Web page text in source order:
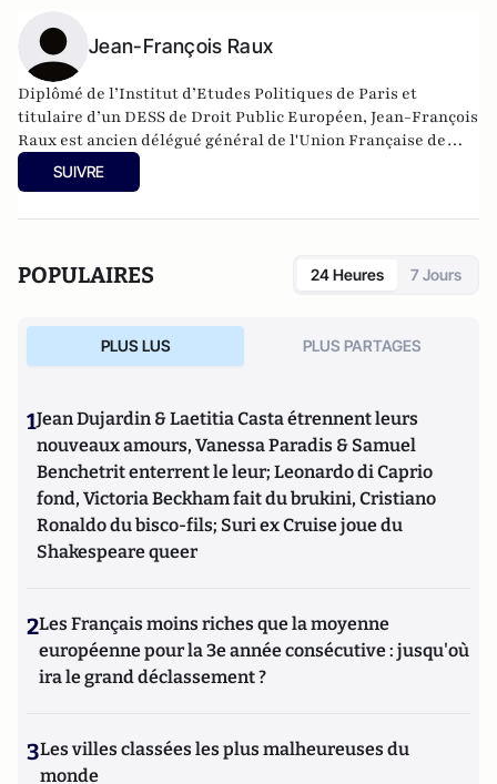
Jean-François Raux
Diplômé de l’Institut d’Etudes Politiques de Paris et
titulaire d’un DESS de Droit Public Européen, Jean-François
Raux est ancien délégué général de l'Union Française de
l'Electricité après une carrière à EDF et GDF.
SUIVRE
POPULAIRES 24 Heures 7 Jours
PLUS LUS PLUS PARTAGES
1Jean Dujardin & Laetitia Casta étrennent leurs
nouveaux amours, Vanessa Paradis & Samuel
Benchetrit enterrent le leur; Leonardo di Caprio
fond, Victoria Beckham fait du brukini, Cristiano
Ronaldo du bisco-fils; Suri ex Cruise joue du
Shakespeare queer
2Les Français moins riches que la moyenne
européenne pour la 3e année consécutive : jusqu'où
ira le grand déclassement ?
3Les villes classées les plus malheureuses du
monde